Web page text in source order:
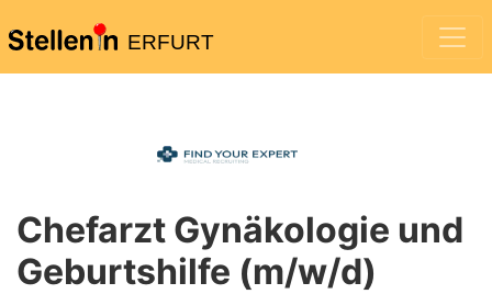
ERFURT
Chefarzt Gynäkologie und
Geburtshilfe (m/w/d)